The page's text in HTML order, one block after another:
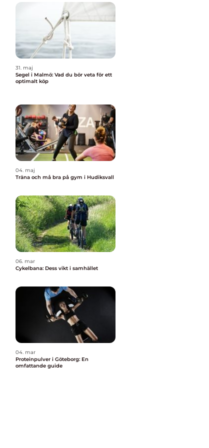
31. maj
Segel i Malmö: Vad du bör veta för ett
optimalt köp
04. maj
Träna och må bra på gym i Hudiksvall
06. mar
Cykelbana: Dess vikt i samhället
04. mar
Proteinpulver i Göteborg: En
omfattande guide